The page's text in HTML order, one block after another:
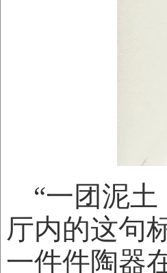
“一团泥
厅内的这句
一件件陶器